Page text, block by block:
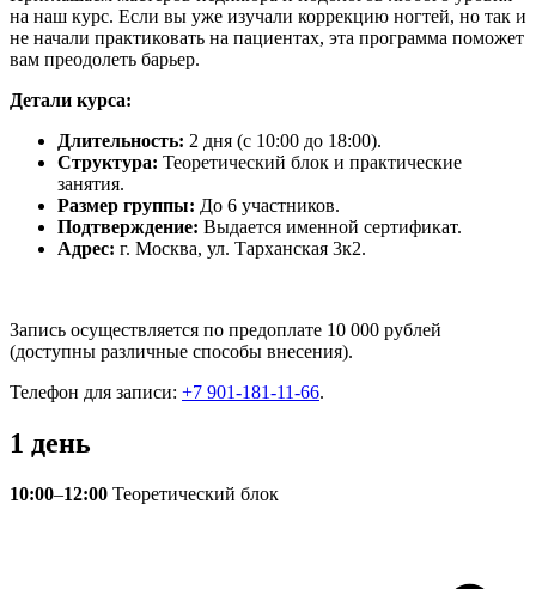
на наш курс. Если вы уже изучали коррекцию ногтей, но так и
не начали практиковать на пациентах, эта программа поможет
вам преодолеть барьер.
Детали курса:
Длительность: 2 дня (с 10:00 до 18:00).
Структура: Теоретический блок и практические
занятия.
Размер группы: До 6 участников.
Подтверждение: Выдается именной сертификат.
Адрес: г. Москва, ул. Тарханская 3к2.
Запись осуществляется по предоплате 10 000 рублей
(доступны различные способы внесения).
Телефон для записи: +7 901-181-11-66.
1 день
10:00–12:00 Теоретический блок